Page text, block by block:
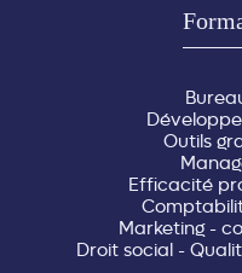
Outils
Efficacité
Marketing -
Droit social -